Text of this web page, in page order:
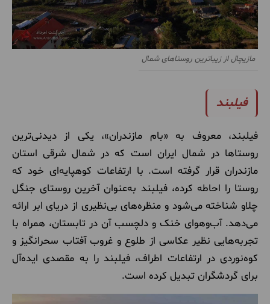
مازیچال از زیباترین روستاهای شمال
فیلبند
فیلبند، معروف به «بام مازندران»، یکی از دیدنی‌ترین
روستاها در شمال ایران است که در شمال شرقی استان
مازندران قرار گرفته است. با ارتفاعات کوهپایه‌ای خود که
روستا را احاطه کرده، فیلبند به‌عنوان آخرین روستای جنگل
چلاو شناخته می‌شود و منظره‌های بی‌نظیری از دریای ابر ارائه
می‌دهد. آب‌وهوای خنک و دلچسب آن در تابستان، همراه با
تجربه‌هایی نظیر عکاسی از طلوع و غروب آفتاب سحرانگیز و
کوه‌نوردی در ارتفاعات اطراف، فیلبند را به مقصدی ایده‌آل
برای گردشگران تبدیل کرده است​​​​​​.